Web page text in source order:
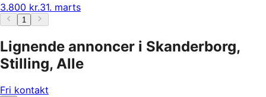
3.800 kr.31. marts
1
Lignende annoncer i Skanderborg,
Stilling, Alle
Fri kontakt